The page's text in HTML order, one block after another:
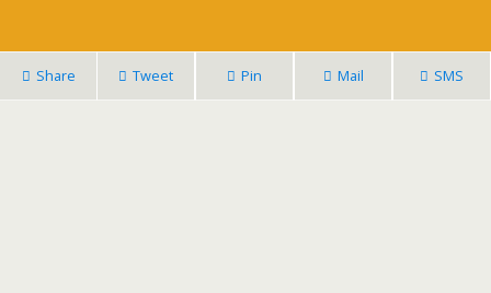
Share Tweet Pin Mail SMS